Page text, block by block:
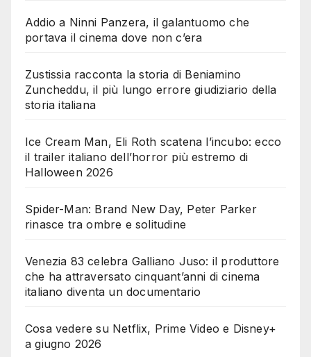
Addio a Ninni Panzera, il galantuomo che
portava il cinema dove non c’era
Zustissia racconta la storia di Beniamino
Zuncheddu, il più lungo errore giudiziario della
storia italiana
Ice Cream Man, Eli Roth scatena l’incubo: ecco
il trailer italiano dell’horror più estremo di
Halloween 2026
Spider-Man: Brand New Day, Peter Parker
rinasce tra ombre e solitudine
Venezia 83 celebra Galliano Juso: il produttore
che ha attraversato cinquant’anni di cinema
italiano diventa un documentario
Cosa vedere su Netflix, Prime Video e Disney+
a giugno 2026